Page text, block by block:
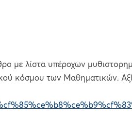
με λίστα υπέροχων
κόσμου των Mαθηματικών.